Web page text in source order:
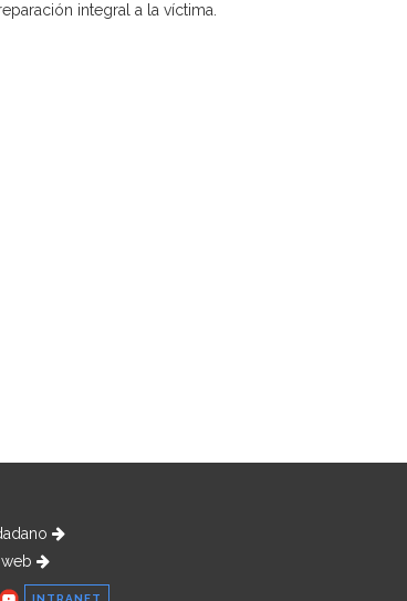
integral a la víctima.
web
INTRANET